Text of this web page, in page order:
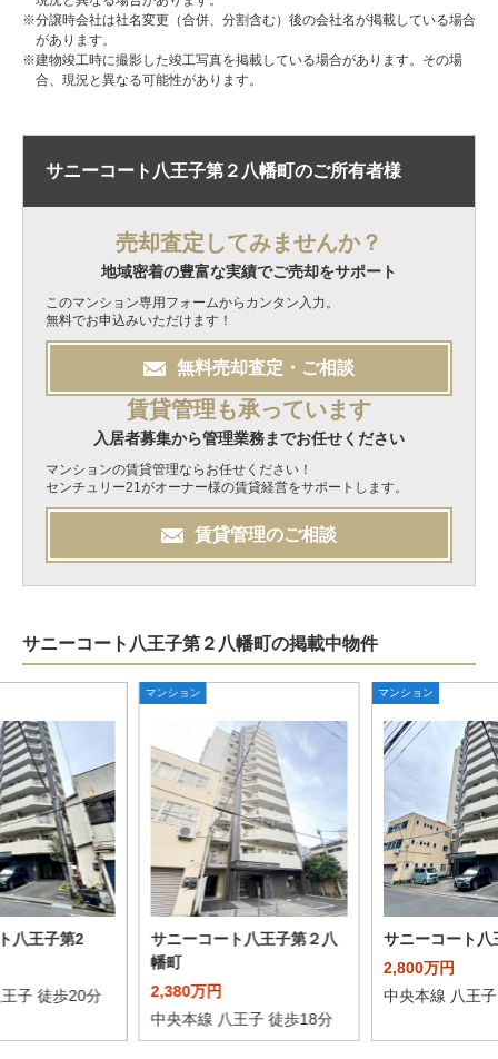
※分譲時会社は社名変更（合併、分割含む）後の会社名が掲載している場合
があります。
※建物竣工時に撮影した竣工写真を掲載している場合があります。その場
合、現況と異なる可能性があります。
サニーコート八王子第２八幡町のご所有者様
売却査定してみませんか？
地域密着の豊富な実績でご売却をサポート
このマンション専用フォームからカンタン入力。
無料でお申込みいただけます！
無料売却査定・ご相談
賃貸管理も承っています
入居者募集から管理業務までお任せください
マンションの賃貸管理ならお任せください！
センチュリー21がオーナー様の賃貸経営をサポートします。
賃貸管理のご相談
サニーコート八王子第２八幡町の掲載中物件
八王子第2
子 徒歩20分
マンション
サニーコート八王子第２八
幡町
2,380万円
中央本線 八王子 徒歩18分
マンション
サニーコート八
2,800万円
中央本線 八王